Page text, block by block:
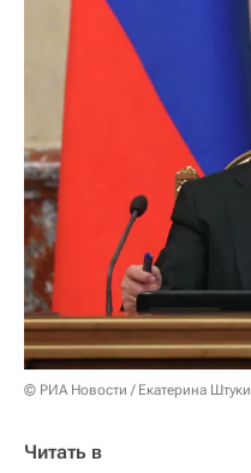
© РИА Новости / Екатерина
Читать в